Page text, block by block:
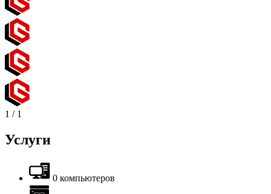
1 / 1
Услуги
0 компьютеров